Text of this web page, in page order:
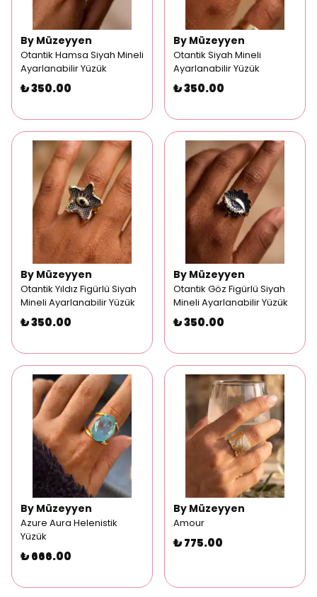
By Müzeyyen
Otantik Hamsa Siyah Mineli
Ayarlanabilir Yüzük
₺ 350.00
By Müzeyyen
Otantik Siyah Mineli
Ayarlanabilir Yüzük
₺ 350.00
By Müzeyyen
Otantik Yıldız Figürlü Siyah
Mineli Ayarlanabilir Yüzük
₺ 350.00
By Müzeyyen
Otantik Göz Figürlü Siyah
Mineli Ayarlanabilir Yüzük
₺ 350.00
By Müzeyyen
Azure Aura Helenistik
Yüzük
₺ 666.00
By Müzeyyen
Amour
₺ 775.00